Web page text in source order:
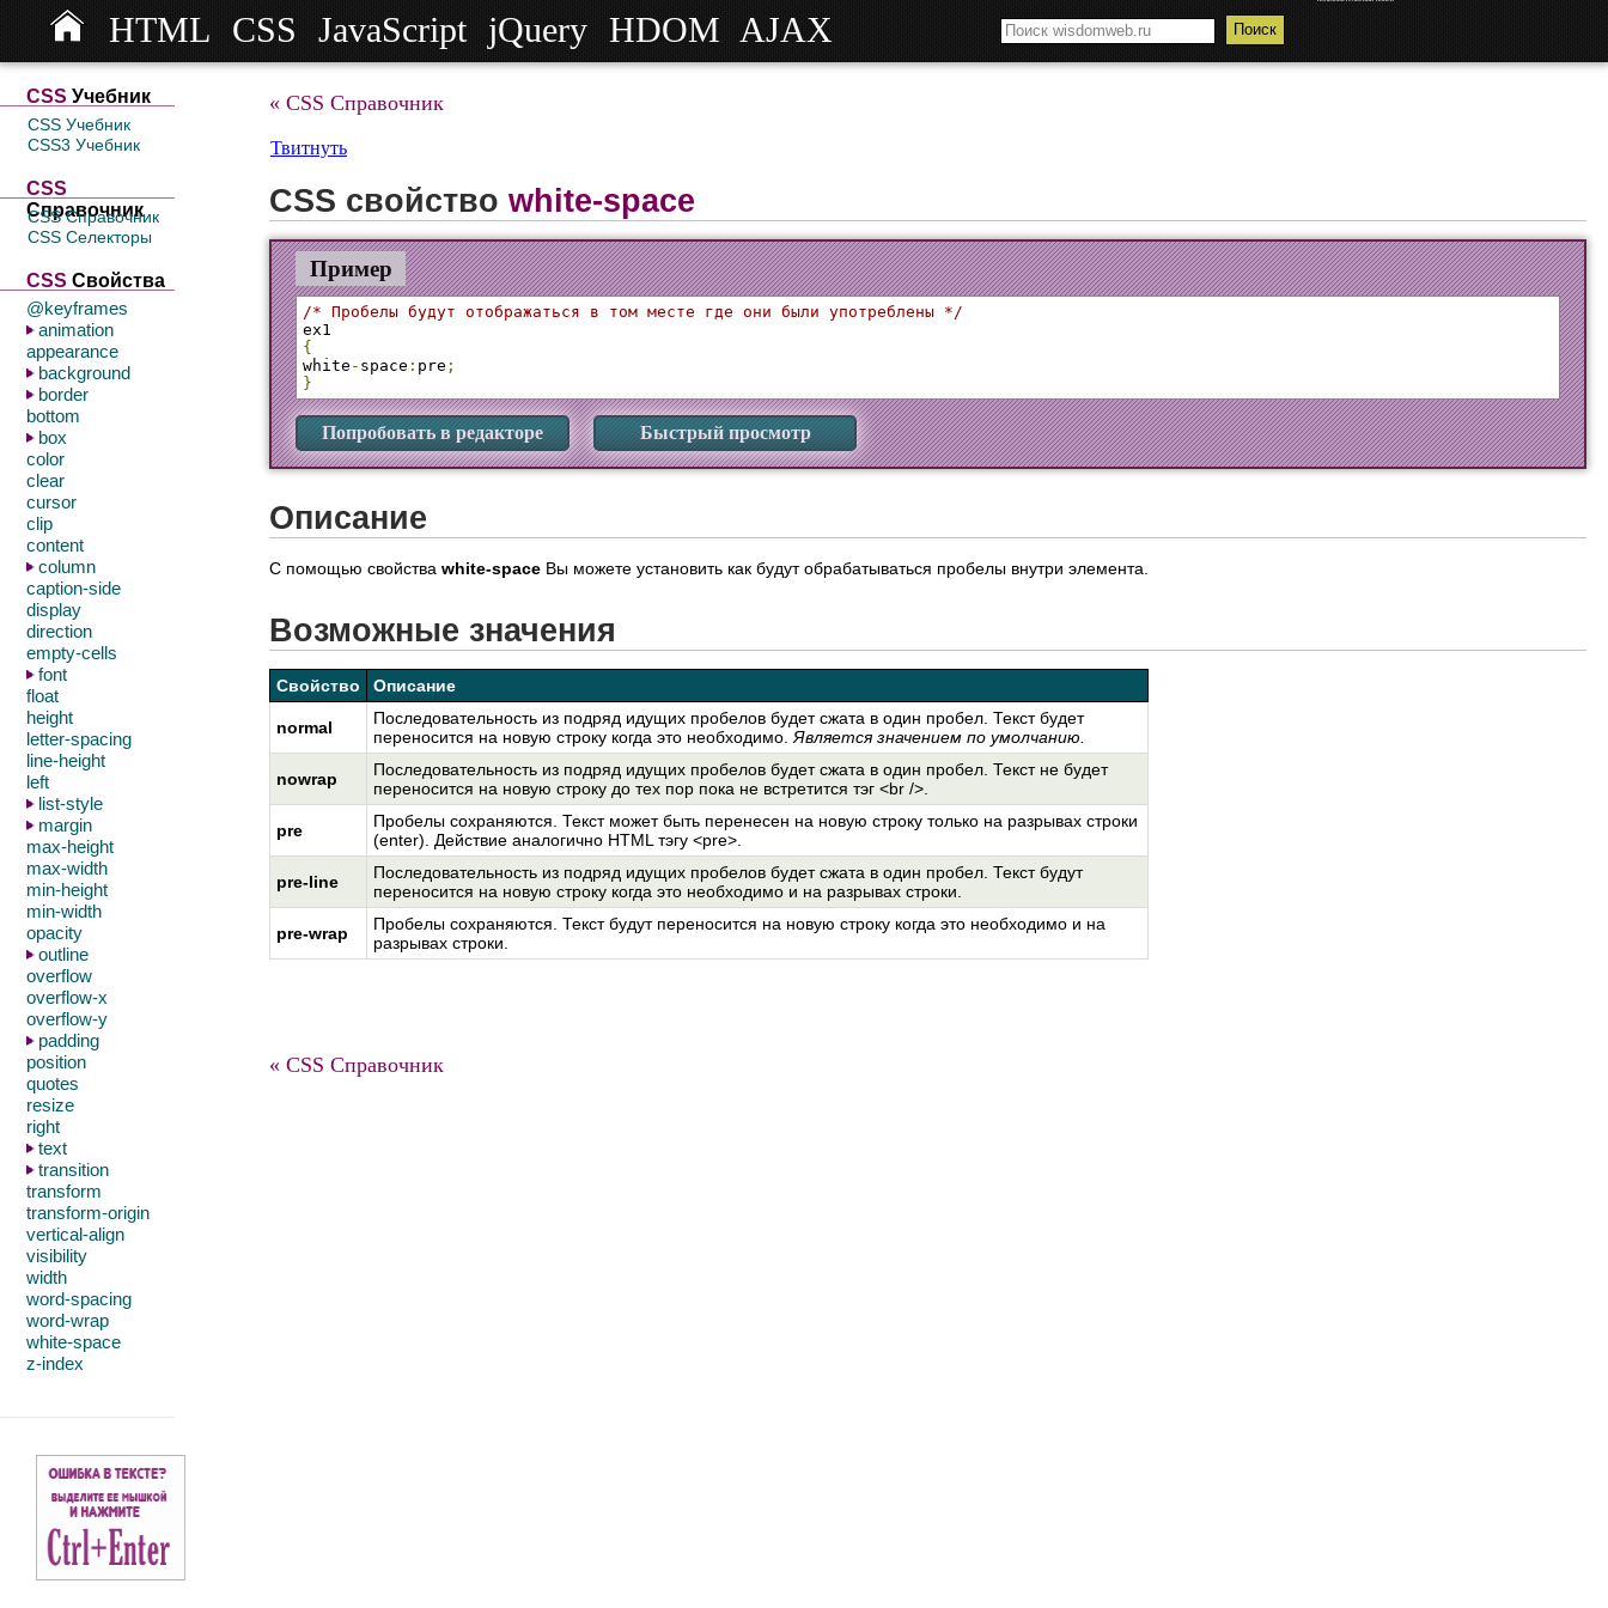
HTML CSS JavaScript jQuery HDOM AJAX
СSS Учебник
CSS Учебник
CSS3 Учебник
CSS
Справочник
CSS Справочник
CSS Селекторы
CSS Свойства
@keyframes
animation
appearance
background
border
bottom
box
color
clear
cursor
clip
content
column
caption-side
display
direction
empty-cells
font
float
height
letter-spacing
line-height
left
list-style
margin
max-height
max-width
min-height
min-width
opacity
outline
overflow
overflow-x
overflow-y
padding
position
quotes
resize
right
text
transition
transform
transform-origin
vertical-align
visibility
width
word-spacing
word-wrap
white-space
z-index
« CSS Справочник
Твитнуть
CSS свойство white-space
Пример
/* Пробелы будут отображаться в том месте где они были употреблены */
{
white - space : pre ;
}
Попробовать в редакторе Быстрый просмотр
Описание
С помощью свойства white-space Вы можете установить как будут обрабатываться пробелы внутри элемента.
Возможные значения
Свойство Описание
normal
Последовательность из подряд идущих пробелов будет сжата в один пробел. Текст будет
переносится на новую строку когда это необходимо. Является значением по умолчанию.
nowrap
Последовательность из подряд идущих пробелов будет сжата в один пробел. Текст не будет
переносится на новую строку до тех пор пока не встретится тэг <br />.
pre
Пробелы сохраняются. Текст может быть перенесен на новую строку только на разрывах строки
(enter). Действие аналогично HTML тэгу <pre>.
pre-line
Последовательность из подряд идущих пробелов будет сжата в один пробел. Текст будут
переносится на новую строку когда это необходимо и на разрывах строки.
pre-wrap
Пробелы сохраняются. Текст будут переносится на новую строку когда это необходимо и на
разрывах строки.
« CSS Справочник